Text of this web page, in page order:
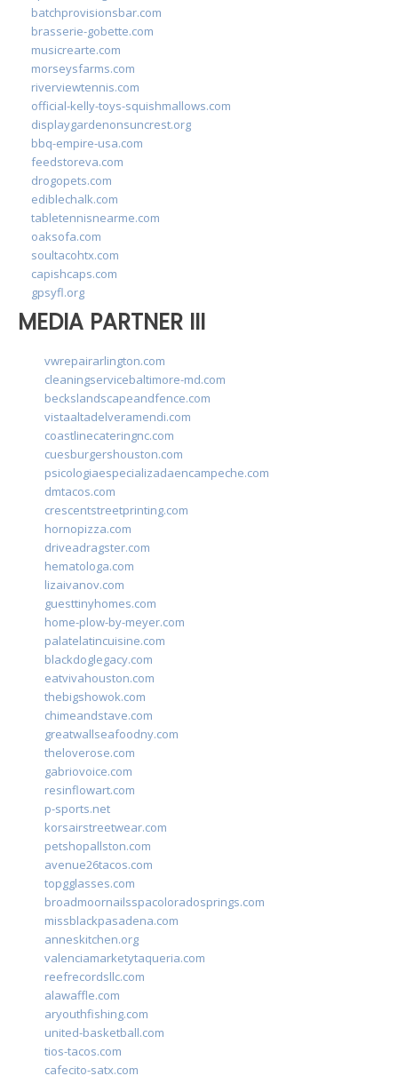
batchprovisionsbar.com
brasserie-gobette.com
musicrearte.com
morseysfarms.com
riverviewtennis.com
official-kelly-toys-squishmallows.com
displaygardenonsuncrest.org
bbq-empire-usa.com
feedstoreva.com
drogopets.com
ediblechalk.com
tabletennisnearme.com
oaksofa.com
soultacohtx.com
capishcaps.com
gpsyfl.org
MEDIA PARTNER III
vwrepairarlington.com
cleaningservicebaltimore-md.com
beckslandscapeandfence.com
vistaaltadelveramendi.com
coastlinecateringnc.com
cuesburgershouston.com
psicologiaespecializadaencampeche.com
dmtacos.com
crescentstreetprinting.com
hornopizza.com
driveadragster.com
hematologa.com
lizaivanov.com
guesttinyhomes.com
home-plow-by-meyer.com
palatelatincuisine.com
blackdoglegacy.com
eatvivahouston.com
thebigshowok.com
chimeandstave.com
greatwallseafoodny.com
theloverose.com
gabriovoice.com
resinflowart.com
p-sports.net
korsairstreetwear.com
petshopallston.com
avenue26tacos.com
topgglasses.com
broadmoornailsspacoloradosprings.com
missblackpasadena.com
anneskitchen.org
valenciamarketytaqueria.com
reefrecordsllc.com
alawaffle.com
aryouthfishing.com
united-basketball.com
tios-tacos.com
cafecito-satx.com